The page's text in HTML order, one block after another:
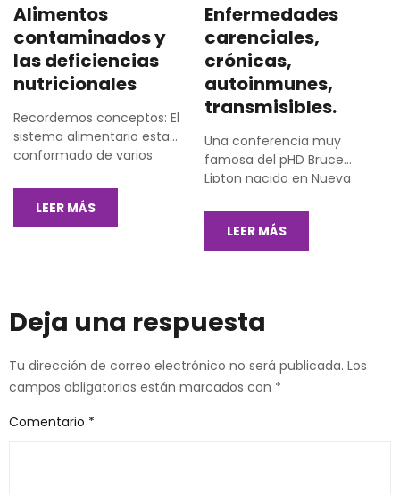
Alimentos
contaminados y
las deficiencias
nutricionales
Recordemos conceptos: El
sistema alimentario esta
conformado de varios
resultados.
LEER MÁS
Enfermedades
carenciales,
crónicas,
autoinmunes,
transmisibles.
Una conferencia muy
famosa del pHD Bruce
Lipton nacido en Nueva
medicina e investigador en
células madre.
LEER MÁS
Deja una respuesta
Tu dirección de correo electrónico no será publicada. Los
campos obligatorios están marcados con *
Comentario *